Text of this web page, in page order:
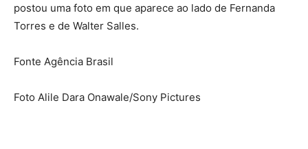
postou uma foto em que aparece ao lado de Fernanda
Torres e de Walter Salles.
Fonte Agência Brasil
Foto Alile Dara Onawale/Sony Pictures